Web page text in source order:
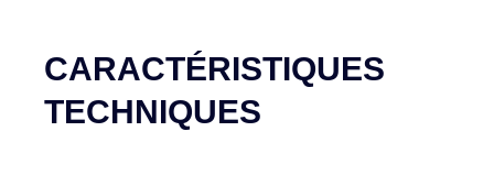
CARACTÉRISTIQUES
TECHNIQUES